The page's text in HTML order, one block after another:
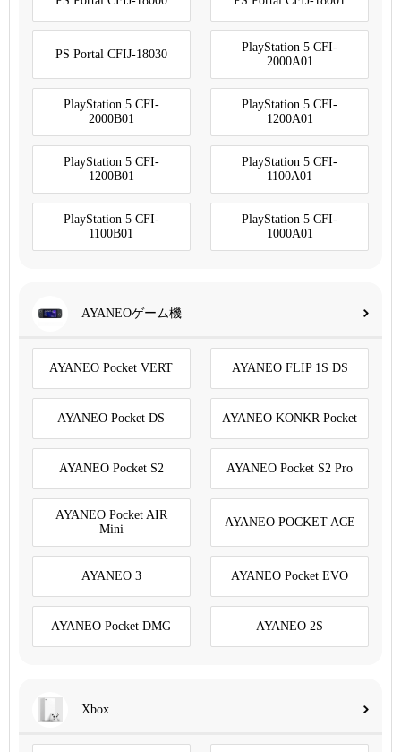
PS Portal CFIJ-18030
PlayStation 5 CFI-
2000A01
PlayStation 5 CFI-
2000B01
PlayStation 5 CFI-
1200A01
PlayStation 5 CFI-
1200B01
PlayStation 5 CFI-
1100A01
PlayStation 5 CFI-
1100B01
PlayStation 5 CFI-
1000A01
AYANEOゲーム機
AYANEO Pocket VERT AYANEO FLIP 1S DS
AYANEO Pocket DS AYANEO KONKR Pocket
AYANEO Pocket S2 AYANEO Pocket S2 Pro
AYANEO Pocket AIR
Mini
AYANEO POCKET ACE
AYANEO 3 AYANEO Pocket EVO
AYANEO Pocket DMG AYANEO 2S
Xbox